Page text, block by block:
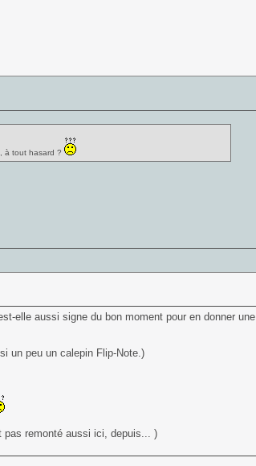
à tout hasard ?
elle aussi signe du bon moment pour en donner une
un peu un calepin Flip-Note.)
pas remonté aussi ici, depuis... )